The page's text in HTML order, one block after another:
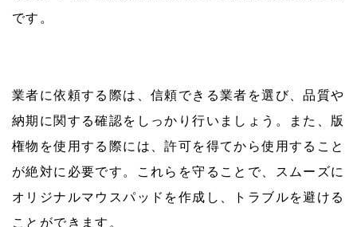
です。
業者に依頼する際は、信頼できる業者を選び、品質や
納期に関する確認をしっかり行いましょう。また、版
権物を使用する際には、許可を得てから使用すること
が絶対に必要です。これらを守ることで、スムーズに
オリジナルマウスパッドを作成し、トラブルを避ける
ことができます。